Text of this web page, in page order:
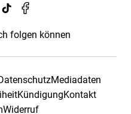
folgen können
Mediadaten
KündigungKontakt
Widerruf